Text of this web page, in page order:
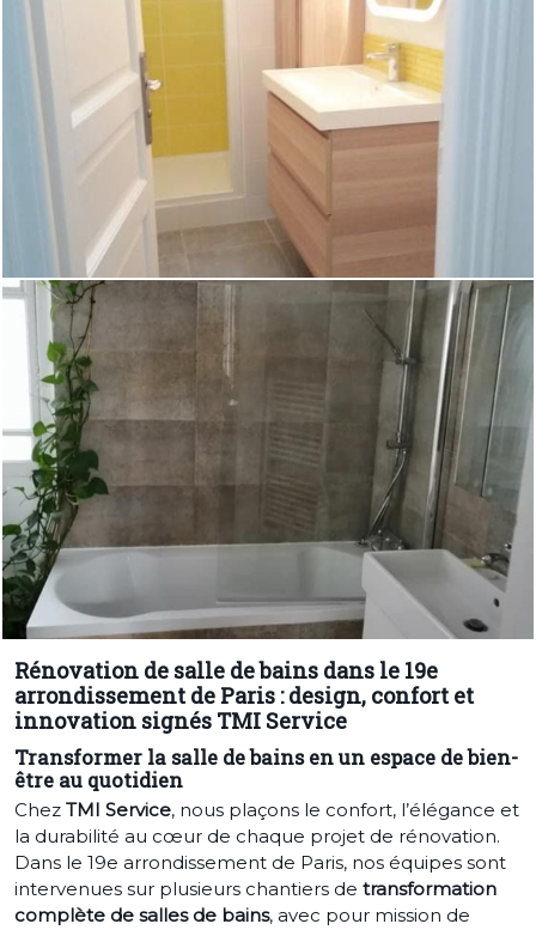
Rénovation de salle de bains dans le 19e
arrondissement de Paris : design, confort et
innovation signés TMI Service
Transformer la salle de bains en un espace de bien-
être au quotidien
Chez TMI Service, nous plaçons le confort, l’élégance et
la durabilité au cœur de chaque projet de rénovation.
Dans le 19e arrondissement de Paris, nos équipes sont
intervenues sur plusieurs chantiers de transformation
complète de salles de bains, avec pour mission de